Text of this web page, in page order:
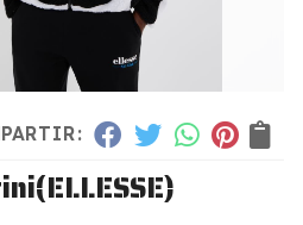
(ELLESSE)